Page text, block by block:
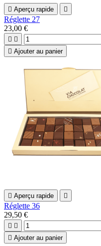
 Aperçu rapide 
Réglette 27
23,00 €
 
 Ajouter au panier
 Aperçu rapide 
Réglette 36
29,50 €
 
 Ajouter au panier